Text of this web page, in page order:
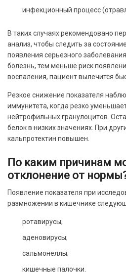
инфекционный процесс
В таких случаях рекомендовано
анализ, чтобы следить за
появления серьезного
болезнь, тем меньше риск
воспаления, пациент вылечится
Резкое снижение показателя
иммунитета, когда резко
нейтрофильных гранулоцитов.
белок в низких значениях. При
кальпротектин повышен.
По каким причинам
отклонение от
Появление показателя при
размножении в кишечнике
ротавирусы;
аденовирусы;
сальмонеллы;
кишечные палочки.